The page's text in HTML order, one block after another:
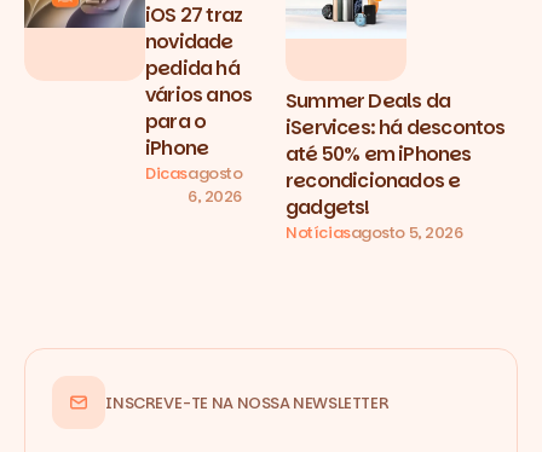
iOS 27 traz
novidade
pedida há
vários anos
para o
iPhone
Dicasagosto
6, 2026
Summer Deals da
iServices: há descontos
até 50% em iPhones
recondicionados e
gadgets!
Notíciasagosto 5, 2026
INSCREVE-TE NA NOSSA NEWSLETTER